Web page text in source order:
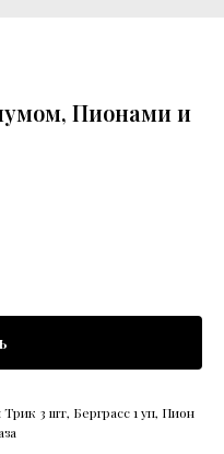
Пионами и
3 шт, Берграсс 1 уп, Пион